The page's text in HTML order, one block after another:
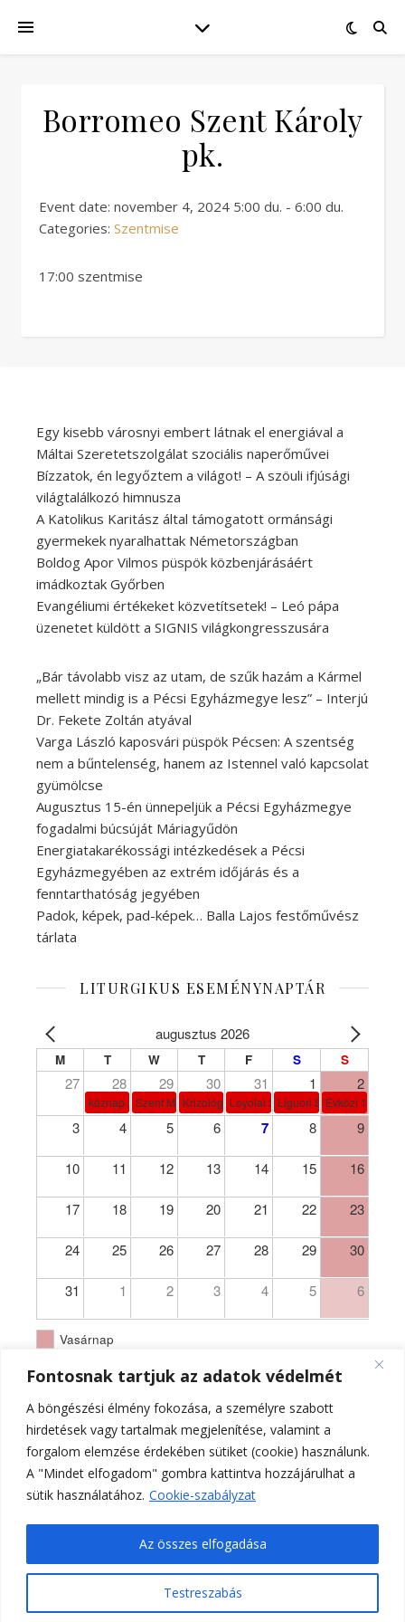
Fontosnak tartjuk az adatok védelmét
A böngészési élmény fokozása, a személyre szabott
hirdetések vagy tartalmak megjelenítése, valamint a
forgalom elemzése érdekében sütiket (cookie) használunk.
A "Mindet elfogadom" gombra kattintva hozzájárulhat a
sütik használatához. Cookie-szabályzat
Testreszabás
Az összes elfogadása
Borromeo Szent Károly
pk.
Event date: november 4, 2024 5:00 du. - 6:00 du.
Categories: Szentmise
17:00 szentmise
Egy kisebb városnyi embert látnak el energiával a
Máltai Szeretetszolgálat szociális naperőművei
Bízzatok, én legyőztem a világot! – A szöuli ifjúsági
világtalálkozó himnusza
A Katolikus Karitász által támogatott ormánsági
gyermekek nyaralhattak Németországban
Boldog Apor Vilmos püspök közbenjárásáért
imádkoztak Győrben
Evangéliumi értékeket közvetítsetek! – Leó pápa
üzenetet küldött a SIGNIS világkongresszusára
„Bár távolabb visz az utam, de szűk hazám a Kármel
mellett mindig is a Pécsi Egyházmegye lesz” – Interjú
Dr. Fekete Zoltán atyával
Varga László kaposvári püspök Pécsen: A szentség
nem a bűntelenség, hanem az Istennel való kapcsolat
gyümölcse
Augusztus 15-én ünnepeljük a Pécsi Egyházmegye
fogadalmi búcsúját Máriagyűdön
Energiatakarékossági intézkedések a Pécsi
Egyházmegyében az extrém időjárás és a
fenntarthatóság jegyében
Padok, képek, pad-képek… Balla Lajos festőművész
tárlata
LITURGIKUS ESEMÉNYNAPTÁR
augusztus 2026
M T W T F S S
27 28 29 30 31 1 2
köznap Szent Márta, Mária és Lázár
Krizológ Szent Péter
Loyolai Szent IgnácLiguori Szent Alfonz pk-et.
Évközi 18.
3 4 5 6 7 8 9
10 11 12 13 14 15 16
17 18 19 20 21 22 23
24 25 26 27 28 29 30
31 1 2 3 4 5 6
Vasárnap